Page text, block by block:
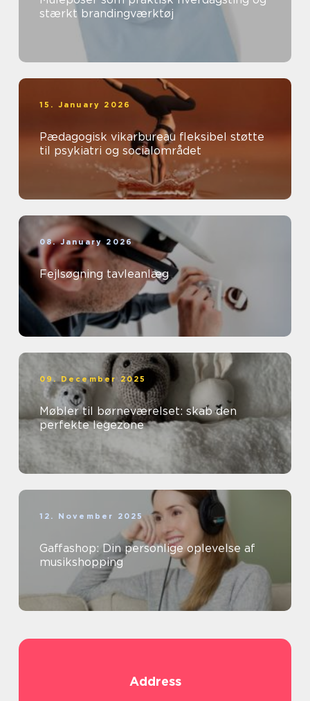
stærkt brandingværktøj
15. January 2026
Pædagogisk vikarbureau fleksibel støtte
til psykiatri og socialområdet
08. January 2026
Fejlsøgning tavleanlæg
09. December 2025
Møbler til børneværelset: skab den
perfekte legezone
12. November 2025
Gaffashop: Din personlige oplevelse af
musikshopping
Address